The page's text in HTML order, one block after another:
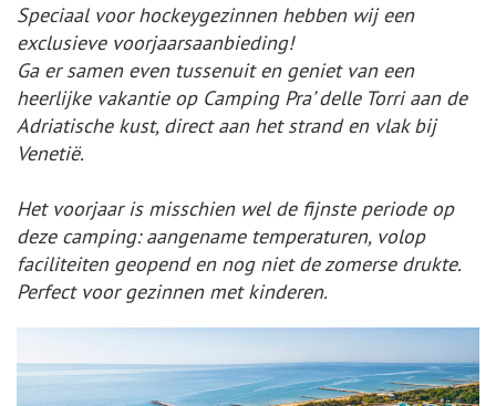
Speciaal voor hockeygezinnen hebben wij een
exclusieve voorjaarsaanbieding!
Ga er samen even tussenuit en geniet van een
heerlijke vakantie op Camping Pra’ delle Torri aan de
Adriatische kust, direct aan het strand en vlak bij
Venetië.
Het voorjaar is misschien wel de fijnste periode op
deze camping: aangename temperaturen, volop
faciliteiten geopend en nog niet de zomerse drukte.
Perfect voor gezinnen met kinderen.